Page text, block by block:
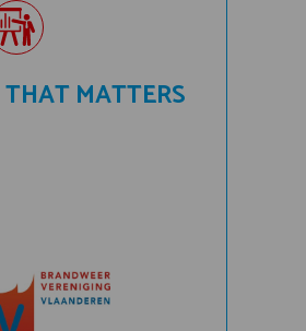
MATTERS